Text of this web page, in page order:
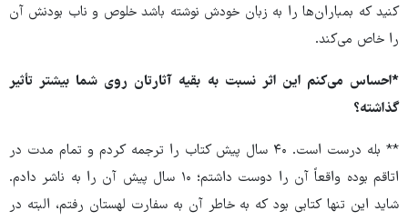
کنید که بمباران‌ها را به زبان خودش نوشته باشد خلوص و ناب بودنش آن
را خاص می‌کند.
*احساس می‌کنم این اثر نسبت به بقیه آثارتان روی شما بیشتر تأثیر
گذاشته؟
** بله درست است. ۴۰ سال پیش کتاب را ترجمه کردم و تمام مدت در
اتاقم بوده واقعاً آن را دوست داشتم؛ ۱۰ سال پیش آن را به ناشر دادم.
شاید این تنها کتابی بود که به خاطر آن به سفارت لهستان رفتم، البته در